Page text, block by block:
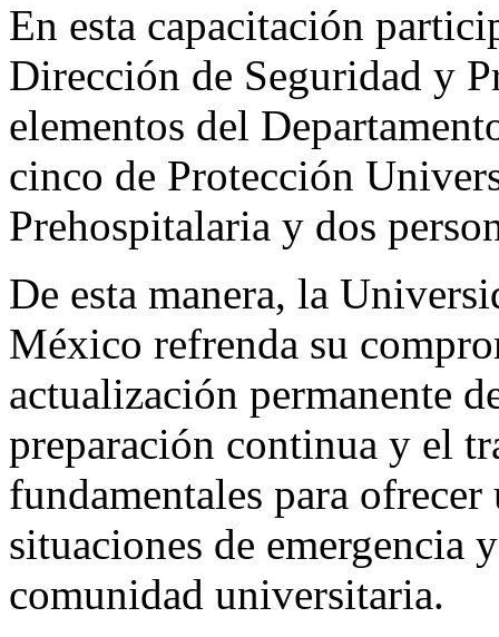
En esta capacitación
Dirección de Seguridad y
elementos del
cinco de Protección
Prehospitalaria y dos
De esta manera, la
México refrenda su
actualización permanente
preparación continua y el
fundamentales para ofrecer
situaciones de emergencia
comunidad universitaria.